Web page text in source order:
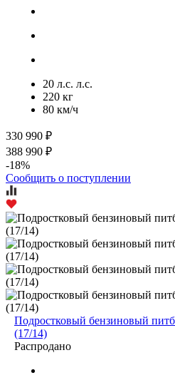
20 л.с. л.с.
220 кг
80 км/ч
330 990 ₽
388 990 ₽
-18%
Сообщить о поступлении
Подростковый бензиновый
(17/14)
Распродано